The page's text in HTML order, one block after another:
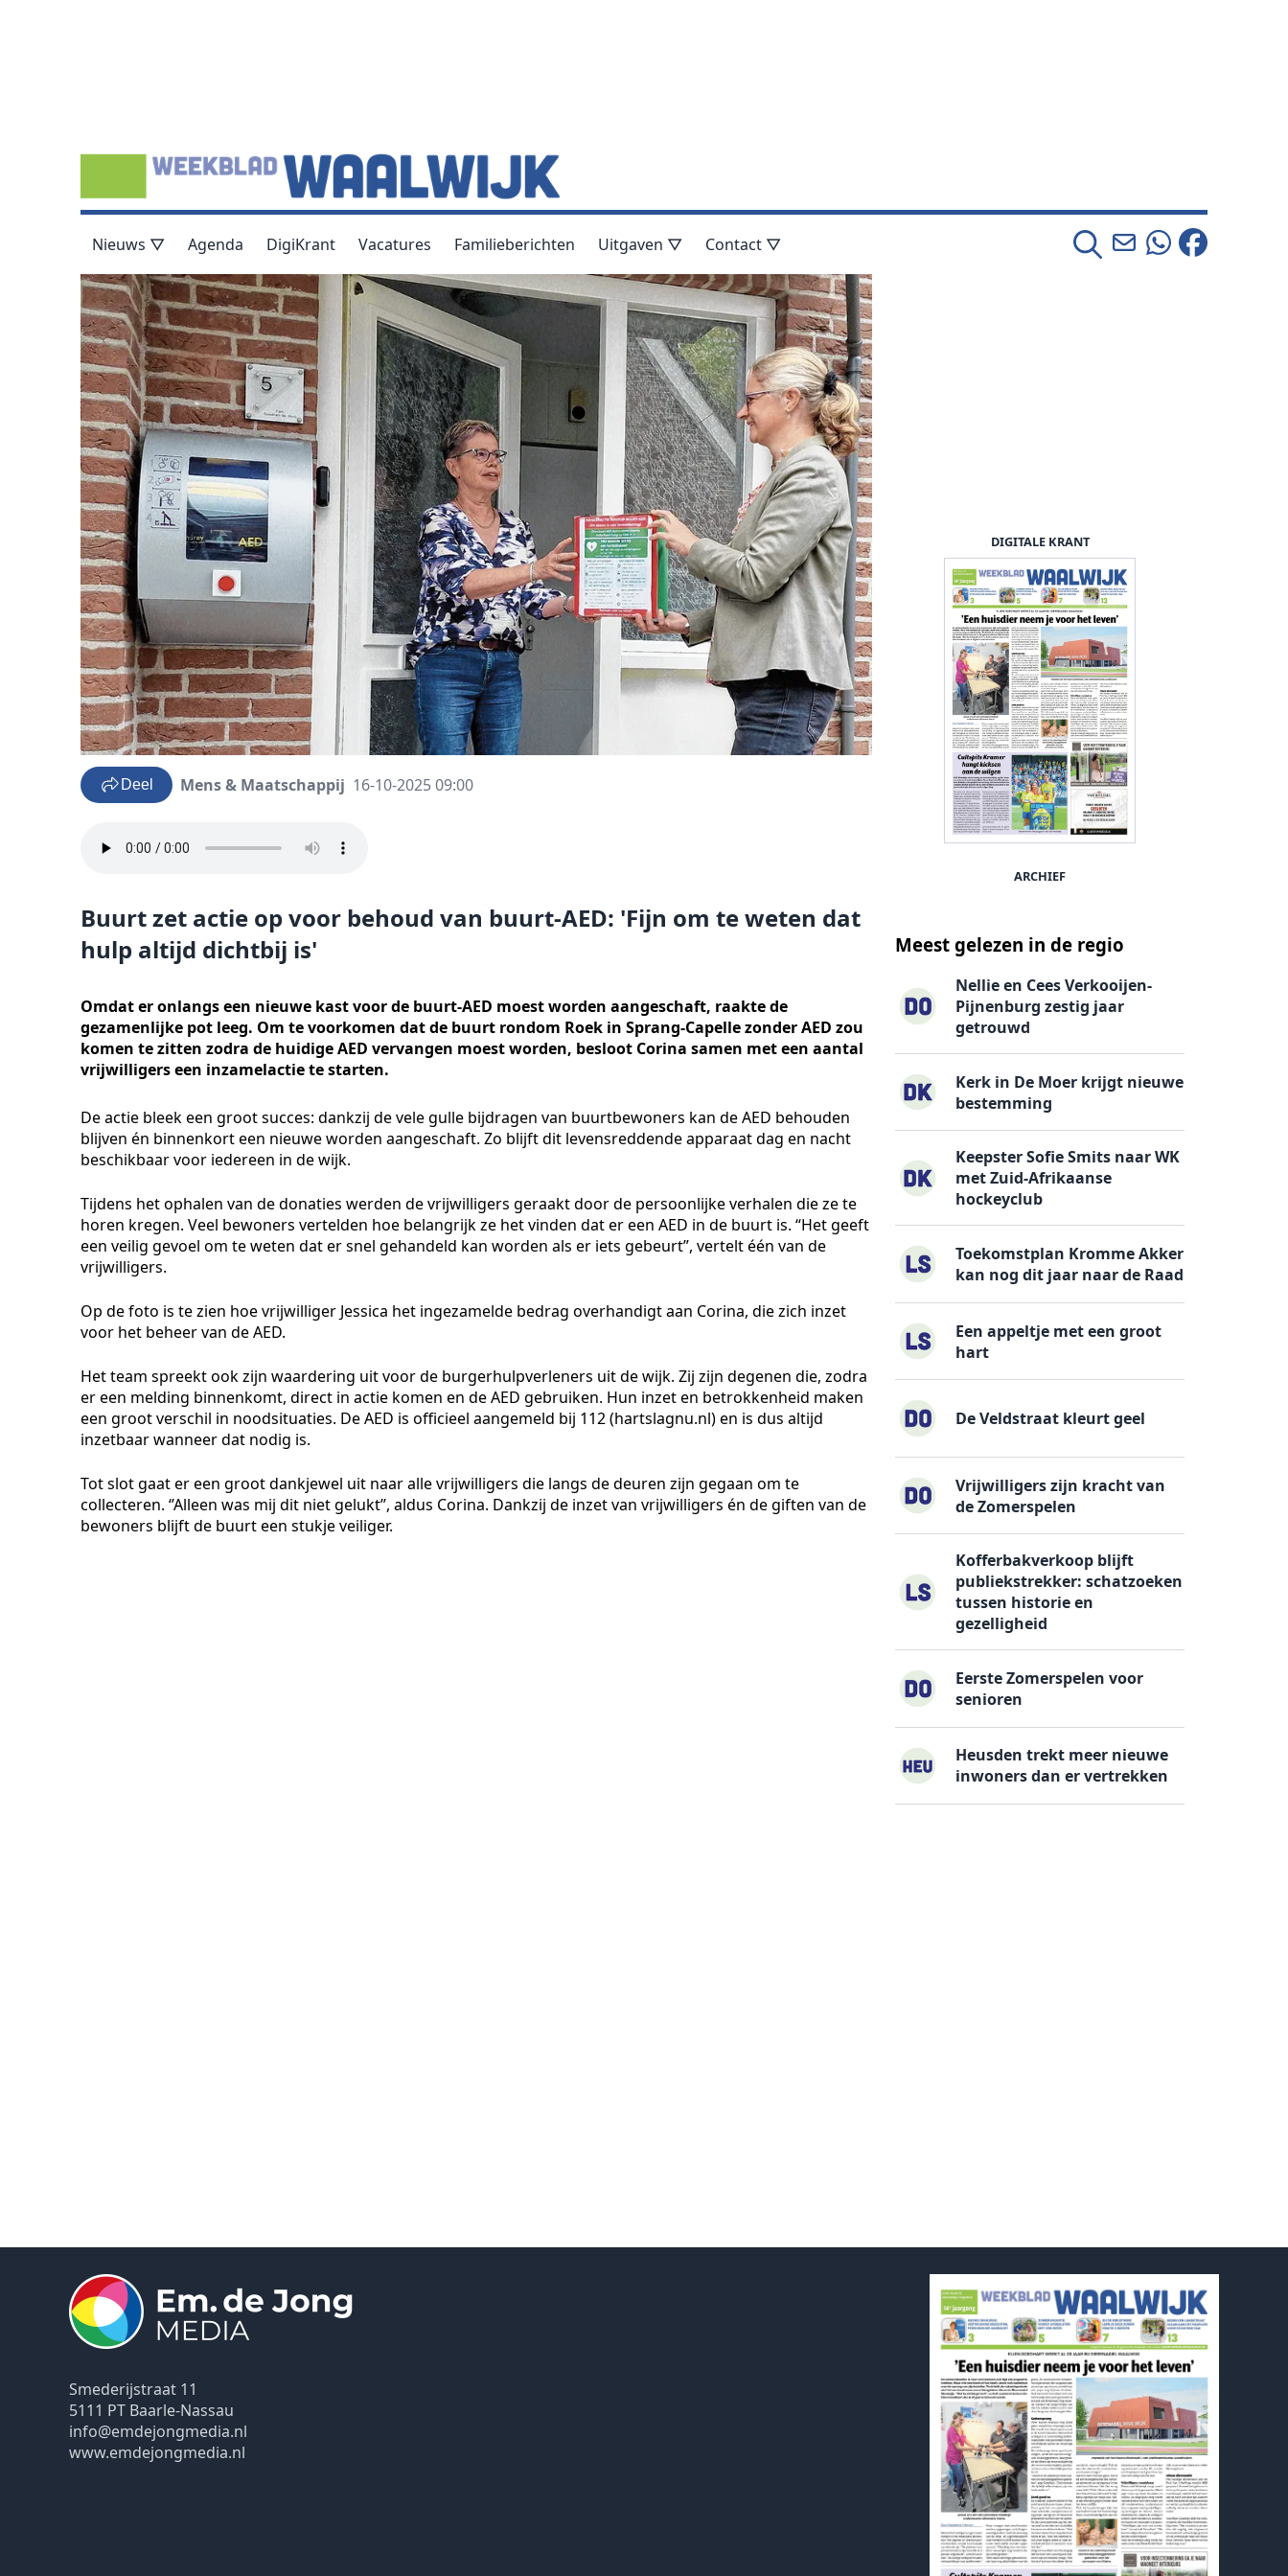
Nieuws ▽ Agenda DigiKrant Vacatures Familieberichten Uitgaven ▽ Contact ▽
Deel Mens & Maatschappij 16-10-2025 09:00
Buurt zet actie op voor behoud van buurt-AED: 'Fijn om te weten dat
hulp altijd dichtbij is'
Omdat er onlangs een nieuwe kast voor de buurt-AED moest worden aangeschaft, raakte de
gezamenlijke pot leeg. Om te voorkomen dat de buurt rondom Roek in Sprang-Capelle zonder AED zou
komen te zitten zodra de huidige AED vervangen moest worden, besloot Corina samen met een aantal
vrijwilligers een inzamelactie te starten.
De actie bleek een groot succes: dankzij de vele gulle bijdragen van buurtbewoners kan de AED behouden
blijven én binnenkort een nieuwe worden aangeschaft. Zo blijft dit levensreddende apparaat dag en nacht
beschikbaar voor iedereen in de wijk.
Tijdens het ophalen van de donaties werden de vrijwilligers geraakt door de persoonlijke verhalen die ze te
horen kregen. Veel bewoners vertelden hoe belangrijk ze het vinden dat er een AED in de buurt is. “Het geeft
een veilig gevoel om te weten dat er snel gehandeld kan worden als er iets gebeurt”, vertelt één van de
vrijwilligers.
Op de foto is te zien hoe vrijwilliger Jessica het ingezamelde bedrag overhandigt aan Corina, die zich inzet
voor het beheer van de AED.
Het team spreekt ook zijn waardering uit voor de burgerhulpverleners uit de wijk. Zij zijn degenen die, zodra
er een melding binnenkomt, direct in actie komen en de AED gebruiken. Hun inzet en betrokkenheid maken
een groot verschil in noodsituaties. De AED is officieel aangemeld bij 112 (hartslagnu.nl) en is dus altijd
inzetbaar wanneer dat nodig is.
Tot slot gaat er een groot dankjewel uit naar alle vrijwilligers die langs de deuren zijn gegaan om te
collecteren. ‘’Alleen was mij dit niet gelukt’’, aldus Corina. Dankzij de inzet van vrijwilligers én de giften van de
bewoners blijft de buurt een stukje veiliger.
DIGITALE KRANT
ARCHIEF
Meest gelezen in de regio
Nellie en Cees Verkooijen-
Pijnenburg zestig jaar
getrouwd
Kerk in De Moer krijgt nieuwe
bestemming
Keepster Sofie Smits naar WK
met Zuid-Afrikaanse
hockeyclub
Toekomstplan Kromme Akker
kan nog dit jaar naar de Raad
Een appeltje met een groot
hart
De Veldstraat kleurt geel
Vrijwilligers zijn kracht van
de Zomerspelen
Kofferbakverkoop blijft
publiekstrekker: schatzoeken
tussen historie en
gezelligheid
Eerste Zomerspelen voor
senioren
Heusden trekt meer nieuwe
inwoners dan er vertrekken
Smederijstraat 11
5111 PT Baarle-Nassau
info@emdejongmedia.nl
www.emdejongmedia.nl